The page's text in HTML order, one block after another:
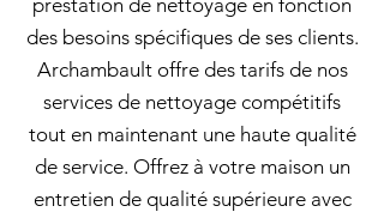
prestation de nettoyage en fonction
des besoins spécifiques de ses clients.
Archambault offre des tarifs de nos
services de nettoyage compétitifs
tout en maintenant une haute qualité
de service. Offrez à votre maison un
entretien de qualité supérieure avec